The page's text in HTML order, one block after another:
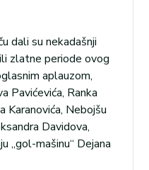
dali su nekadašnji
zlatne periode ovog
aplauzom,
Pavićevića, Ranka
Karanovića, Nebojšu
Davidova,
„gol-mašinu“ Dejana